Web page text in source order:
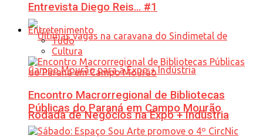
Rodada de Negócios na Expo + Indústria
Entrevista Diego Reis… #1
Entretenimento
Tudo
Cultura
Encontro Macrorregional de Bibliotecas
Públicas do Paraná em Campo Mourão